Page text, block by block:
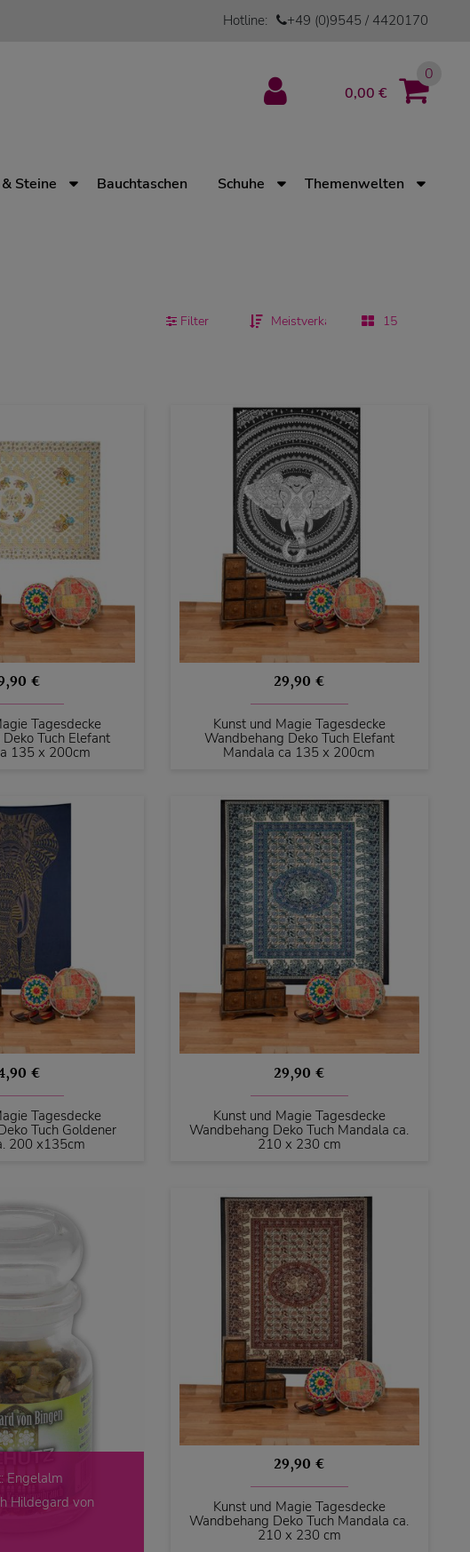
Hotline: +49 (0)9545 / 4420170
0,00 €
0
Steine Bauchtaschen Schuhe
Themenwelten
Filter
€
Tagesdecke
Tuch Elefant
135 x 200cm
29,90 €
Kunst und Magie Tagesdecke
Wandbehang Deko Tuch Elefant
Mandala ca 135 x 200cm
€
Tagesdecke
Tuch Goldener
200 x135cm
29,90 €
Kunst und Magie Tagesdecke
Wandbehang Deko Tuch Mandala ca.
210 x 230 cm
Engelalm
Hildegard von
29,90 €
Kunst und Magie Tagesdecke
Wandbehang Deko Tuch Mandala ca.
210 x 230 cm